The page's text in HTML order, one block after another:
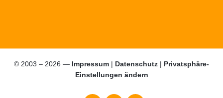
© 2003 – 2026 — Impressum | Datenschutz | Privatsphäre-
Einstellungen ändern